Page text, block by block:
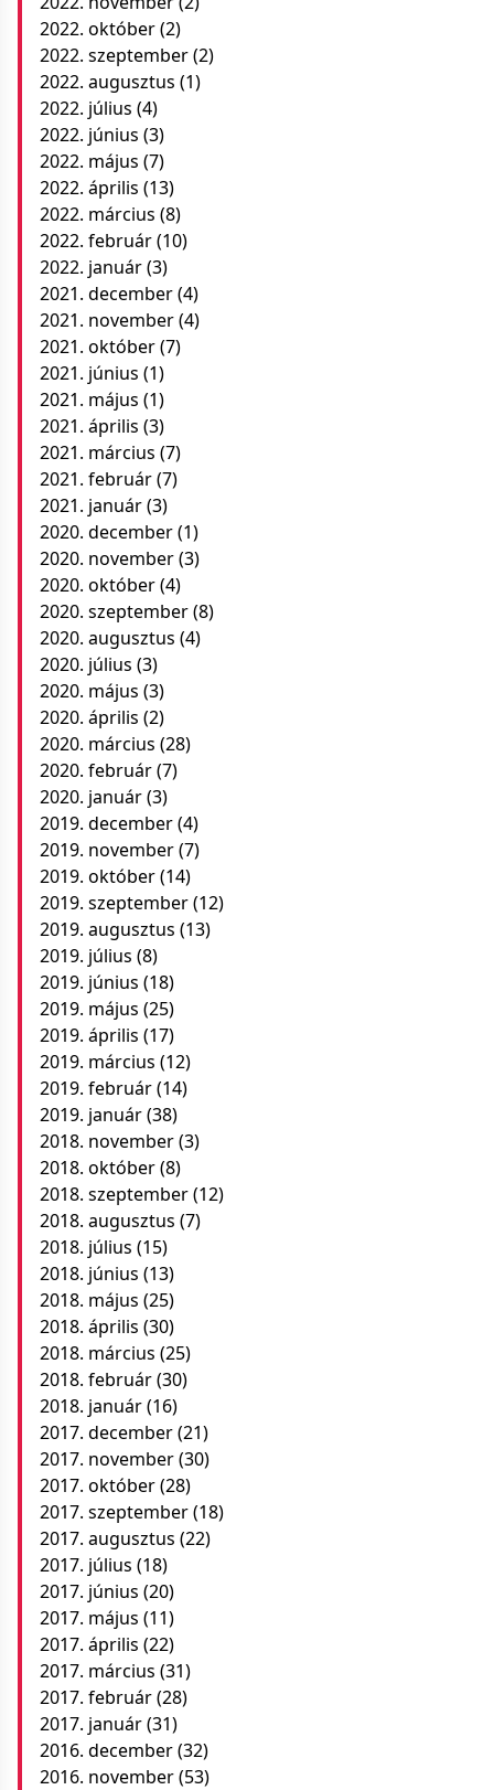
2022. október(2)
2022. szeptember(2)
2022. augusztus (1)
2022. július (4)
2022. június (3)
2022. május (7)
2022. április (13)
2022. március (8)
2022. február(10)
2022. január(3)
2021. december(4)
2021. november(4)
2021. október(7)
2021. június (1)
2021. május (1)
2021. április (3)
2021. március (7)
2021. február(7)
2021. január(3)
2020. december(1)
2020. november(3)
2020. október(4)
2020. szeptember(8)
2020. augusztus (4)
2020. július (3)
2020. május (3)
2020. április (2)
2020. március (28)
2020. február(7)
2020. január(3)
2019. december(4)
2019. november(7)
2019. október(14)
2019. szeptember(12)
2019. augusztus (13)
2019. július (8)
2019. június (18)
2019. május (25)
2019. április (17)
2019. március (12)
2019. február(14)
2019. január(38)
2018. november(3)
2018. október(8)
2018. szeptember(12)
2018. augusztus (7)
2018. július (15)
2018. június (13)
2018. május (25)
2018. április (30)
2018. március (25)
2018. február(30)
2018. január(16)
2017. december(21)
2017. november(30)
2017. október(28)
2017. szeptember(18)
2017. augusztus (22)
2017. július (18)
2017. június (20)
2017. május (11)
2017. április (22)
2017. március (31)
2017. február(28)
2017. január(31)
2016. december(32)
2016. november(53)